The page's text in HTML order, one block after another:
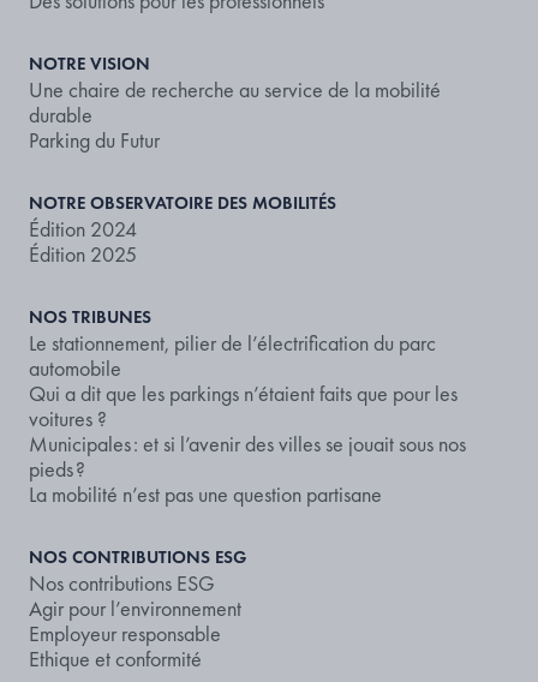
NOTRE VISION
Une chaire de recherche au service de la mobilité
durable
Parking du Futur
NOTRE OBSERVATOIRE DES MOBILITÉS
Édition 2024
Édition 2025
NOS TRIBUNES
Le stationnement, pilier de l’électrification du parc
automobile
Qui a dit que les parkings n’étaient faits que pour les
voitures ?
Municipales : et si l’avenir des villes se jouait sous nos
pieds ?
La mobilité n’est pas une question partisane
NOS CONTRIBUTIONS ESG
Nos contributions ESG
Agir pour l’environnement
Employeur responsable
Ethique et conformité